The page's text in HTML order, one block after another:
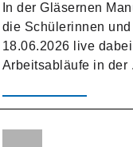
In der Gläsernen
die Schülerinnen
18.06.2026 live
Arbeitsabläufe in der